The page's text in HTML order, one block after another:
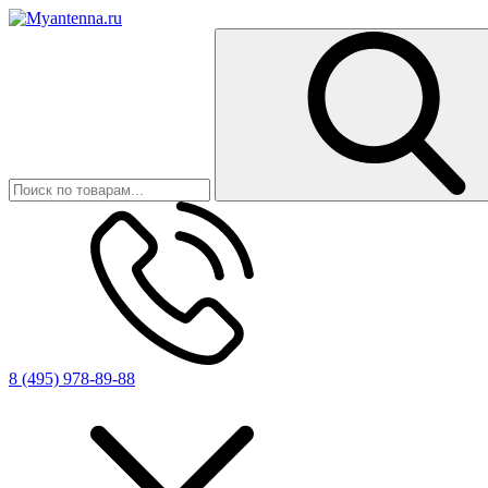
8 (495) 978-89-88